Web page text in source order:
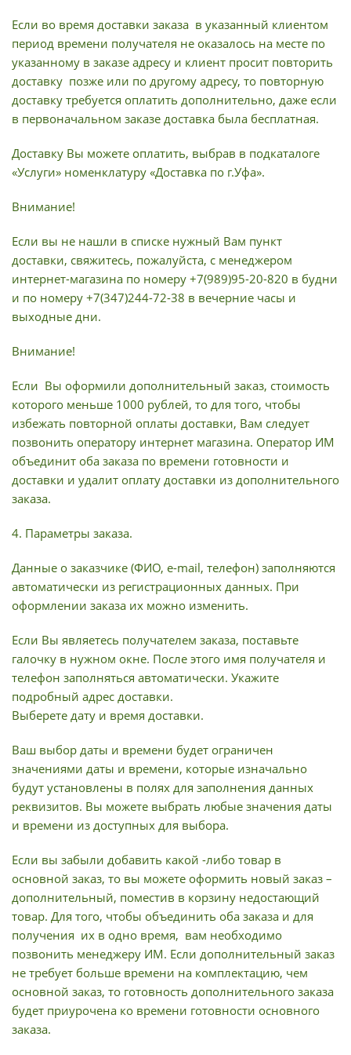
Если во время доставки заказа в указанный клиентом
период времени получателя не оказалось на месте по
указанному в заказе адресу и клиент просит повторить
доставку позже или по другому адресу, то повторную
доставку требуется оплатить дополнительно, даже если
в первоначальном заказе доставка была бесплатная.
Доставку Вы можете оплатить, выбрав в подкаталоге
«Услуги» номенклатуру «Доставка по г.Уфа».
Внимание!
Если вы не нашли в списке нужный Вам пункт
доставки, свяжитесь, пожалуйста, с менеджером
интернет-магазина по номеру +7(989)95-20-820 в будни
и по номеру +7(347)244-72-38 в вечерние часы и
выходные дни.
Внимание!
Если Вы оформили дополнительный заказ, стоимость
которого меньше 1000 рублей, то для того, чтобы
избежать повторной оплаты доставки, Вам следует
позвонить оператору интернет магазина. Оператор ИМ
объединит оба заказа по времени готовности и
доставки и удалит оплату доставки из дополнительного
заказа.
4. Параметры заказа.
Данные о заказчике (ФИО, e-mail, телефон) заполняются
автоматически из регистрационных данных. При
оформлении заказа их можно изменить.
Если Вы являетесь получателем заказа, поставьте
галочку в нужном окне. После этого имя получателя и
телефон заполняться автоматически. Укажите
подробный адрес доставки.
Выберете дату и время доставки.
Ваш выбор даты и времени будет ограничен
значениями даты и времени, которые изначально
будут установлены в полях для заполнения данных
реквизитов. Вы можете выбрать любые значения даты
и времени из доступных для выбора.
Если вы забыли добавить какой -либо товар в
основной заказ, то вы можете оформить новый заказ –
дополнительный, поместив в корзину недостающий
товар. Для того, чтобы объединить оба заказа и для
получения их в одно время, вам необходимо
позвонить менеджеру ИМ. Если дополнительный заказ
не требует больше времени на комплектацию, чем
основной заказ, то готовность дополнительного заказа
будет приурочена ко времени готовности основного
заказа.